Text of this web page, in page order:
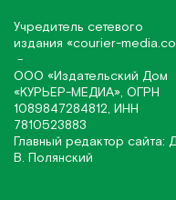
Учредитель сетевого
издания «соurier-
-
ООО «Издательский Дом
«КУРЬЕР-МЕДИА», ОГРН
1089847284812, ИНН
7810523883
Главный редактор сайта:
В. Полянский